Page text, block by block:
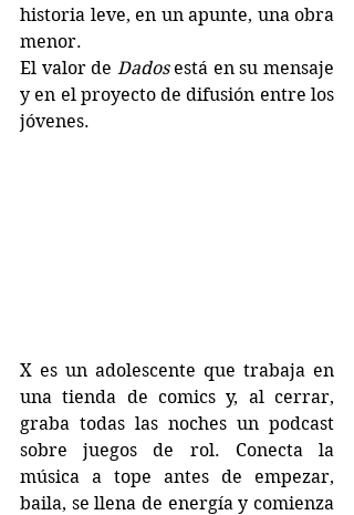
historia leve, en un apunte, una obra
menor.
El valor de Dados está en su mensaje
y en el proyecto de difusión entre los
jóvenes.
X es un adolescente que trabaja en
una tienda de comics y, al cerrar,
graba todas las noches un podcast
sobre juegos de rol. Conecta la
música a tope antes de empezar,
baila, se llena de energía y comienza